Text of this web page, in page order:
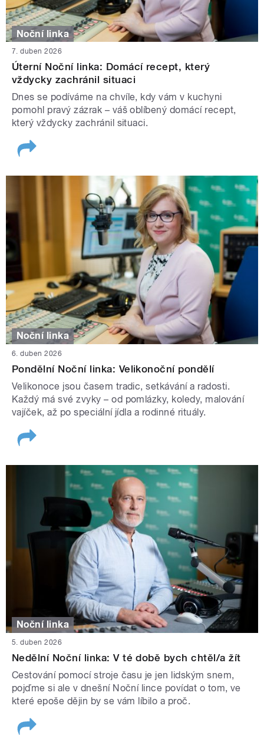
Noční linka
7. duben 2026
Úterní Noční linka: Domácí recept, který
vždycky zachránil situaci
Dnes se podíváme na chvíle, kdy vám v kuchyni
pomohl pravý zázrak – váš oblíbený domácí recept,
který vždycky zachránil situaci.
Noční linka
6. duben 2026
Pondělní Noční linka: Velikonoční pondělí
Velikonoce jsou časem tradic, setkávání a radosti.
Každý má své zvyky – od pomlázky, koledy, malování
vajíček, až po speciální jídla a rodinné rituály.
Noční linka
5. duben 2026
Nedělní Noční linka: V té době bych chtěl/a žít
Cestování pomocí stroje času je jen lidským snem,
pojďme si ale v dnešní Noční lince povídat o tom, ve
které epoše dějin by se vám líbilo a proč.